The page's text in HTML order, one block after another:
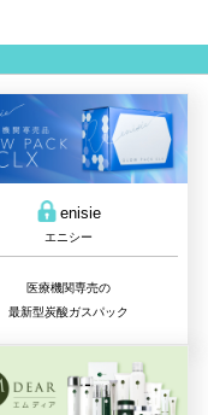
enisie
エニシー
医療機関専売の
最新型炭酸ガスパック